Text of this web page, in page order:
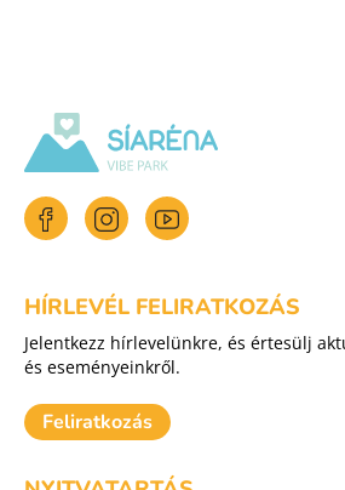
HÍRLEVÉL FELIRATKOZÁS
Jelentkezz hírlevelünkre, és értesülj
és eseményeinkről.
Feliratkozás